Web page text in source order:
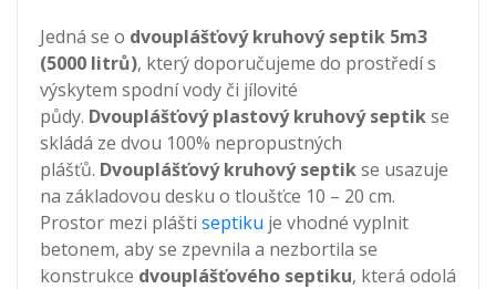
Jedná se o dvouplášťový kruhový septik 5m3
(5000 litrů), který doporučujeme do prostředí s
výskytem spodní vody či jílovité
půdy. Dvouplášťový plastový kruhový septikse
skládá ze dvou 100% nepropustných
plášťů. Dvouplášťový kruhový septikse usazuje
na základovou desku o tloušťce 10 – 20 cm.
Prostor mezi plášti septiku je vhodné vyplnit
betonem, aby se zpevnila a nezbortila se
konstrukce dvouplášťového septiku, která odolá